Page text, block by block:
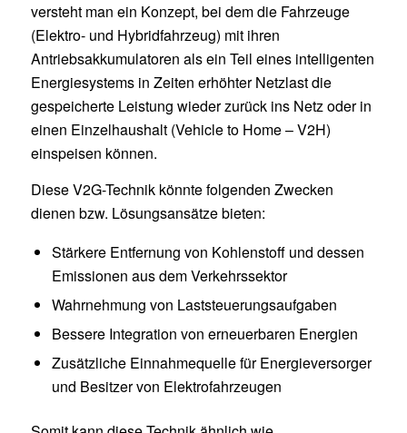
versteht man ein Konzept, bei dem die Fahrzeuge
(Elektro- und Hybridfahrzeug) mit ihren
Antriebsakkumulatoren als ein Teil eines intelligenten
Energiesystems in Zeiten erhöhter Netzlast die
gespeicherte Leistung wieder zurück ins Netz oder in
einen Einzelhaushalt (Vehicle to Home – V2H)
einspeisen können.
Diese V2G-Technik könnte folgenden Zwecken
dienen bzw. Lösungsansätze bieten:
Stärkere Entfernung von Kohlenstoff und dessen
Emissionen aus dem Verkehrssektor
Wahrnehmung von Laststeuerungsaufgaben
Bessere Integration von erneuerbaren Energien
Zusätzliche Einnahmequelle für Energieversorger
und Besitzer von Elektrofahrzeugen